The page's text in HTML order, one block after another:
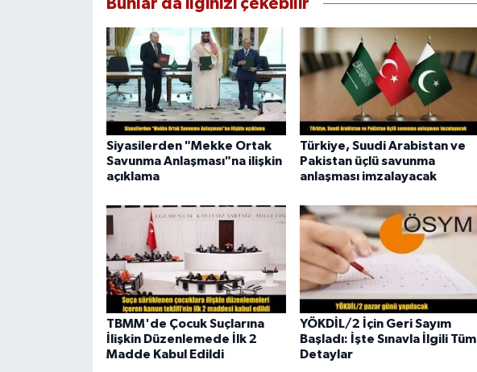
Bunlar da ilginizi çekebilir
Siyasilerden "Mekke Ortak
Savunma Anlaşması"na ilişkin
açıklama
Türkiye, Suudi Arabistan ve
Pakistan üçlü savunma
anlaşması imzalayacak
TBMM'de Çocuk Suçlarına
İlişkin Düzenlemede İlk 2
Madde Kabul Edildi
YÖKDİL/2 İçin Geri Sayım
Başladı: İşte Sınavla İlgili Tüm
Detaylar